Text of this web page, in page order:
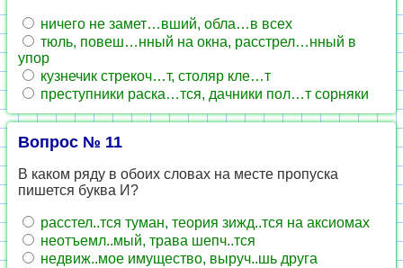
ничего не замет…вший, обла…в всех
тюль, повеш…нный на окна, расстрел…нный в
упор
кузнечик стрекоч…т, столяр кле…т
преступники раска…тся, дачники пол…т сорняки
Вопрос № 11
В каком ряду в обоих словах на месте пропуска
пишется буква И?
расстел..тся туман, теория зижд..тся на аксиомах
неотъемл..мый, трава шепч..тся
недвиж..мое имущество, выруч..шь друга